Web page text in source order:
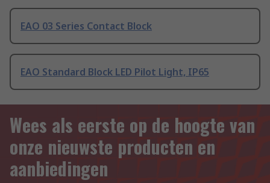
EAO 03 Series Contact Block
EAO Standard Block LED Pilot Light, IP65
Wees als eerste op de hoogte van
onze nieuwste producten en
aanbiedingen